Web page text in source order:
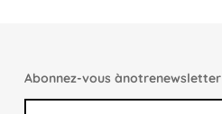
Abonnez-vous ànotrenewsletter